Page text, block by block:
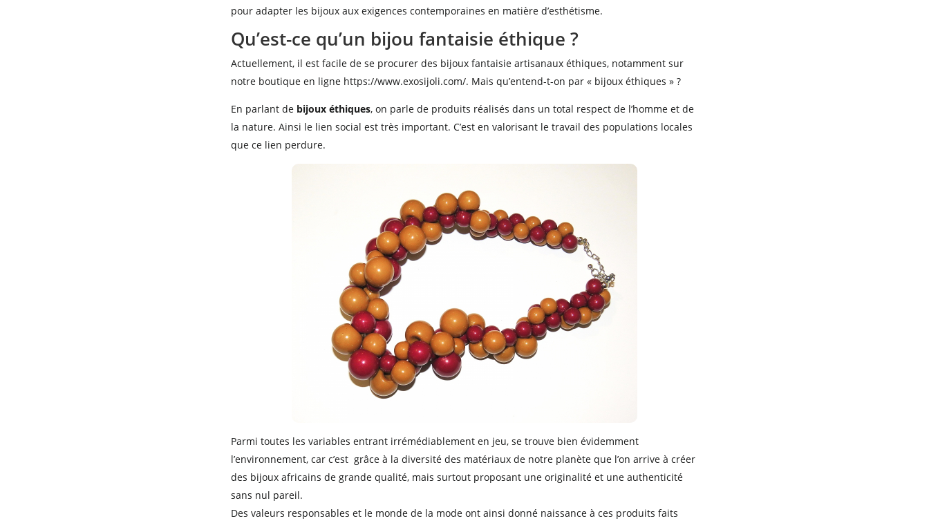
pour adapter les bijoux aux exigences contemporaines en matière d’esthétisme.
Qu’est-ce qu’un bijou fantaisie éthique ?
Actuellement, il est facile de se procurer des bijoux fantaisie artisanaux éthiques, notamment sur
notre boutique en ligne https://www.exosijoli.com/. Mais qu’entend-t-on par « bijoux éthiques » ?
En parlant de bijoux éthiques, on parle de produits réalisés dans un total respect de l’homme et de
la nature. Ainsi le lien social est très important. C’est en valorisant le travail des populations locales
que ce lien perdure.
Parmi toutes les variables entrant irrémédiablement en jeu, se trouve bien évidemment
l’environnement, car c’est grâce à la diversité des matériaux de notre planète que l’on arrive à créer
des bijoux africains de grande qualité, mais surtout proposant une originalité et une authenticité
sans nul pareil.
Des valeurs responsables et le monde de la mode ont ainsi donné naissance à ces produits faits